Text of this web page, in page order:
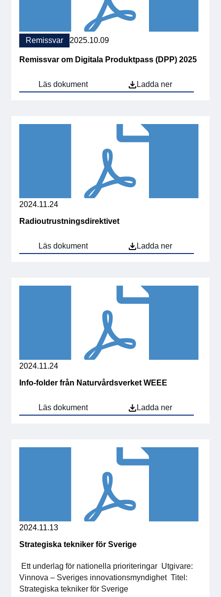
Remissvar 2025.10.09
Remissvar om Digitala Produktpass (DPP) 2025
Läs dokument Ladda ner
2024.11.24
Radioutrustningsdirektivet
Läs dokument Ladda ner
2024.11.24
Info-folder från Naturvårdsverket WEEE
Läs dokument Ladda ner
2024.11.13
Strategiska tekniker för Sverige
Ett underlag för nationella prioriteringar Utgivare:
Vinnova – Sveriges innovationsmyndighet Titel:
Strategiska tekniker för Sverige